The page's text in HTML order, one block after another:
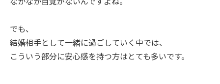
でも、
結婚相手として一緒に過ごしていく中では、
こういう部分に安心感を持つ方はとても多いです。